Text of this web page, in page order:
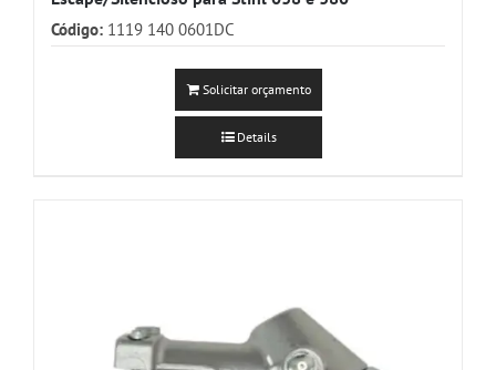
Código: 1119 140 0601DC
Solicitar orçamento
Details